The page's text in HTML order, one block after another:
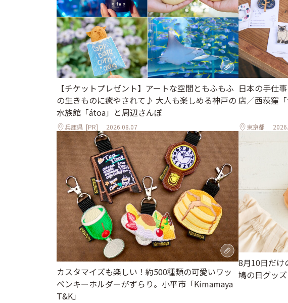
【チケットプレゼント】アートな空間ともふもふ
の生きものに癒やされて♪ 大人も楽しめる神戸の
水族館「átoa」と周辺さんぽ
兵庫県 [PR] 2026.08.07
日本の手仕
店／西荻窪
東京都
カスタマイズも楽しい！約500種類の可愛いワッ
ペンキーホルダーがずらり。小平市「Kimamaya
T&K」
8月10日だ
鳩の日グッ